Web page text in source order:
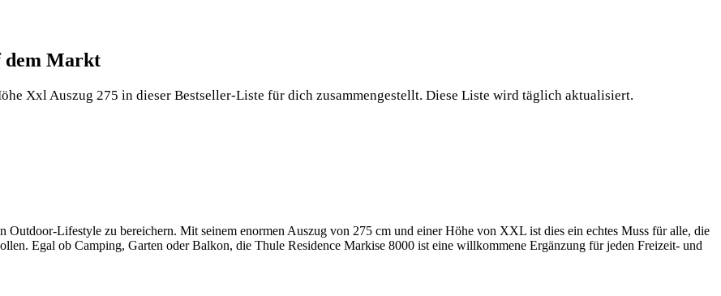
dem Markt
Xxl Auszug 275 in dieser Bestseller-Liste für dich zusammengestellt. Diese Liste wird täglich aktualisiert.
Outdoor-Lifestyle zu bereichern. Mit seinem enormen Auszug von 275 cm und einer Höhe von XXL ist dies ein echtes Muss für alle, die
Egal ob Camping, Garten oder Balkon, die Thule Residence Markise 8000 ist eine willkommene Ergänzung für jeden Freizeit- und